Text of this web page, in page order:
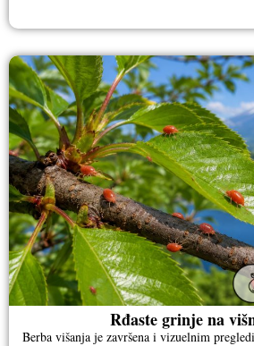
Rđaste grinje na
Berba višanja je završena i vizuelnim